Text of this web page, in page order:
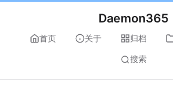
Daemon365
首页 关于 归档
搜索